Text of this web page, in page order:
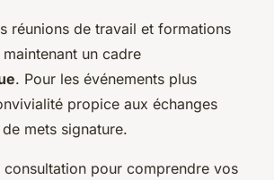
réunions de travail et formations
un cadre
. Pour les événements plus
propice aux échanges
mets signature.
pour comprendre vos